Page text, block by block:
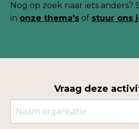
Nog op zoek naar iets anders?
in onze thema's of stuur ons
Vraag deze